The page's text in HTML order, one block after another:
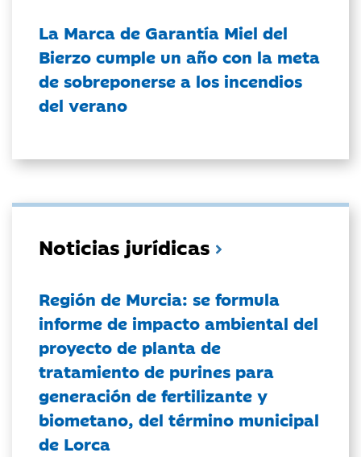
La Marca de Garantía Miel del
Bierzo cumple un año con la meta
de sobreponerse a los incendios
del verano
Noticias jurídicas
Región de Murcia: se formula
informe de impacto ambiental del
proyecto de planta de
tratamiento de purines para
generación de fertilizante y
biometano, del término municipal
de Lorca